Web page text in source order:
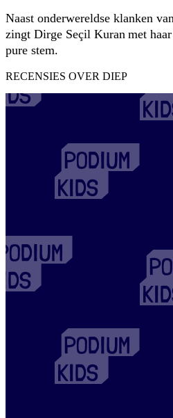
Naast onderwereldse klanken
zingt Dirge Seçil Kuran met
pure stem.
RECENSIES OVER DIEP